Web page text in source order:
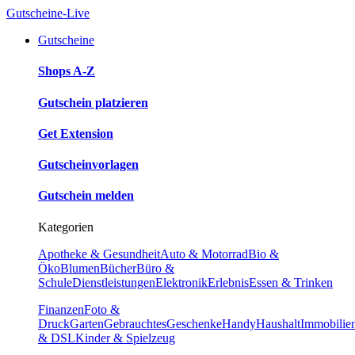
Gutscheine-Live
Gutscheine
Shops A-Z
Gutschein platzieren
Get Extension
Gutscheinvorlagen
Gutschein melden
Kategorien
Apotheke & GesundheitAuto & MotorradBio &
ÖkoBlumenBücherBüro &
SchuleDienstleistungenElektronikErlebnisEssen & Trinken
FinanzenFoto &
DruckGartenGebrauchtesGeschenkeHandyHaushalt
& DSLKinder & Spielzeug